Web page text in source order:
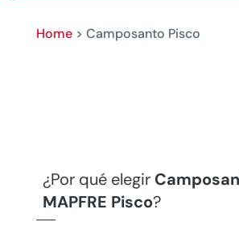
Home> Camposanto Pisco
¿Por qué elegir
MAPFRE Pisco?